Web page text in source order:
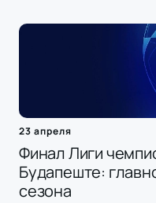
23 апреля
Финал Лиги
Будапеште:
сезона